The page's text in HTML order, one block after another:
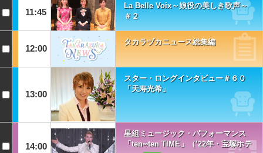
11:45
La Belle Voix～娘役の美しき歌声～
＃２
12:00
タカラヅカニュース総集編
13:00
スター・ロングインタビュー＃６０
「天寿光希」
14:00
星組ミュージック・パフォーマンス
「ten∞ten TIME」（’22年・宝塚ホテ